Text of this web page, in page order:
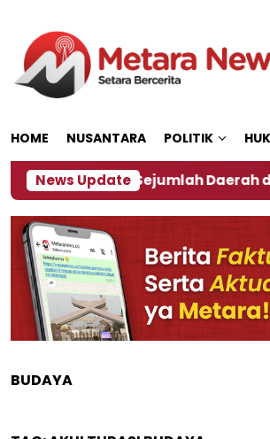
HOME NUSANTARA POLITIK
News Update
El Nino, Sejumlah Daerah di Jember
BUDAYA